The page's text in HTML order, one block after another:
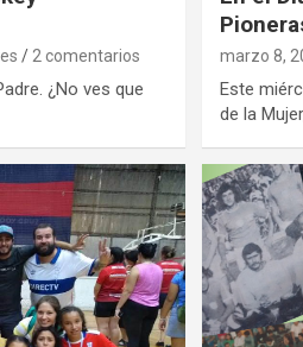
2 comentarios
¿No ves que
marzo 8,
Este
de la